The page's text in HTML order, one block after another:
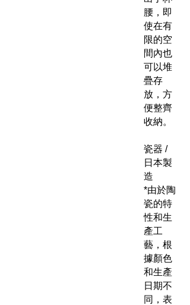
腰，即
使在有
限的空
間內也
可以堆
疊存
放，方
便整齊
收納。
瓷器 /
日本製
造
*由於陶
瓷的特
性和生
產工
藝，根
據顏色
和生產
日期不
同，表